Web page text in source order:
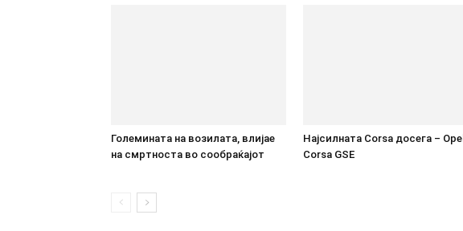
Големината на возилата, влијае
на смртноста во сообраќајот
Најсилната Corsa досега – Opel
Corsa GSE